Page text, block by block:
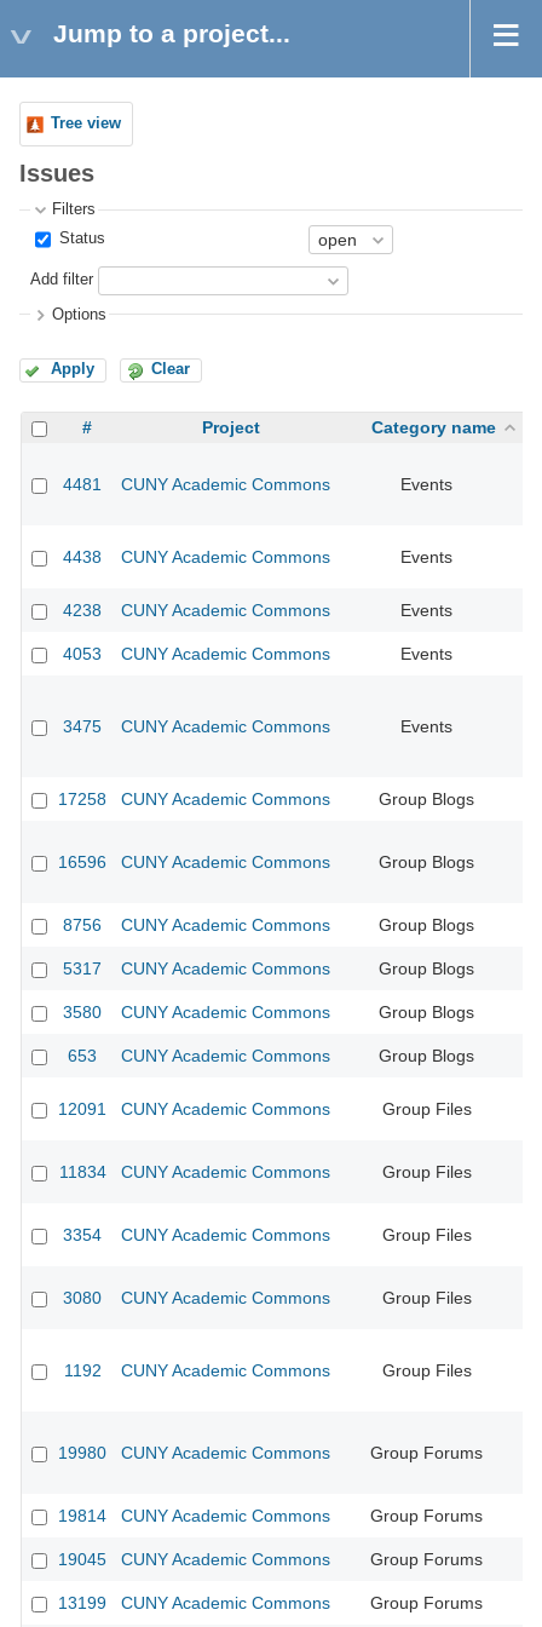
Jump to a project...
Tree view
Issues
Filters
Status
Add filter
Options
Apply Clear
# Project Category name
4481 CUNY Academic Commons Events
4438 CUNY Academic Commons Events
4238 CUNY Academic Commons Events
4053 CUNY Academic Commons Events
3475 CUNY Academic Commons Events
17258 CUNY Academic Commons Group Blogs
16596 CUNY Academic Commons Group Blogs
8756 CUNY Academic Commons Group Blogs
5317 CUNY Academic Commons Group Blogs
3580 CUNY Academic Commons Group Blogs
653 CUNY Academic Commons Group Blogs
12091 CUNY Academic Commons Group Files
11834 CUNY Academic Commons Group Files
3354 CUNY Academic Commons Group Files
3080 CUNY Academic Commons Group Files
1192 CUNY Academic Commons Group Files
19980 CUNY Academic Commons Group Forums
19814 CUNY Academic Commons Group Forums
19045 CUNY Academic Commons Group Forums
13199 CUNY Academic Commons Group Forums